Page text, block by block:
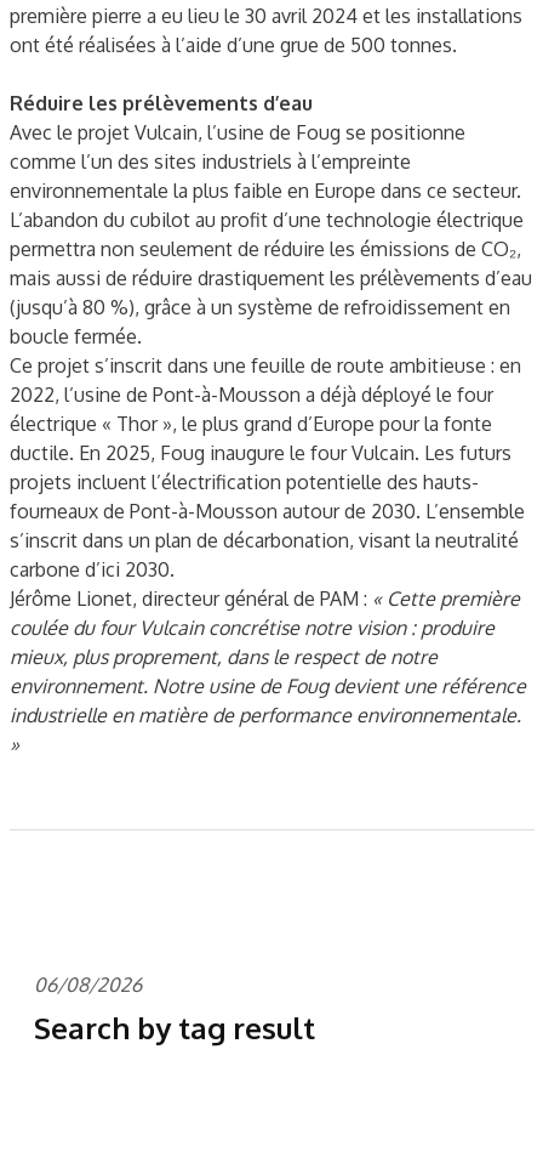
première pierre a eu lieu le 30 avril 2024 et les installations
ont été réalisées à l’aide d’une grue de 500 tonnes.
Réduire les prélèvements d’eau
Avec le projet Vulcain, l’usine de Foug se positionne
comme l’un des sites industriels à l’empreinte
environnementale la plus faible en Europe dans ce secteur.
L’abandon du cubilot au profit d’une technologie électrique
permettra non seulement de réduire les émissions de CO₂,
mais aussi de réduire drastiquement les prélèvements d’eau
(jusqu’à 80 %), grâce à un système de refroidissement en
boucle fermée.
Ce projet s’inscrit dans une feuille de route ambitieuse : en
2022, l’usine de Pont-à-Mousson a déjà déployé le four
électrique « Thor », le plus grand d’Europe pour la fonte
ductile. En 2025, Foug inaugure le four Vulcain. Les futurs
projets incluent l’électrification potentielle des hauts-
fourneaux de Pont-à-Mousson autour de 2030. L’ensemble
s’inscrit dans un plan de décarbonation, visant la neutralité
carbone d’ici 2030.
Jérôme Lionet, directeur général de PAM : « Cette première
coulée du four Vulcain concrétise notre vision : produire
mieux, plus proprement, dans le respect de notre
environnement. Notre usine de Foug devient une référence
industrielle en matière de performance environnementale.
»
06/08/2026
Search by tag result